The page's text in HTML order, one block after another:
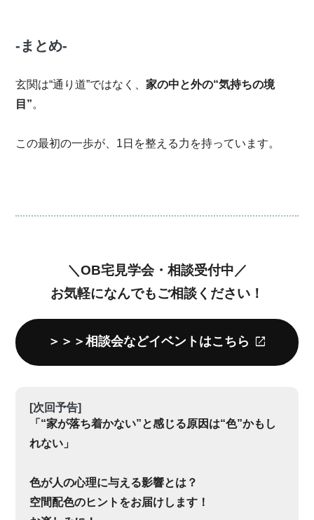
-まとめ-
玄関は“通り道”ではなく、家の中と外の“気持ちの境
目 ”。
この最初の一歩が、1日を整える力を持っています。
＼OB宅見学会・相談受付中／
お気軽になんでもご相談ください！
＞＞＞相談会などイベントはこちら
[次回予告]
「“家が落ち着かない”と感じる原因は“色”かもし
れない」
色が人の心理に与える影響とは？
空間配色のヒントをお届けします！